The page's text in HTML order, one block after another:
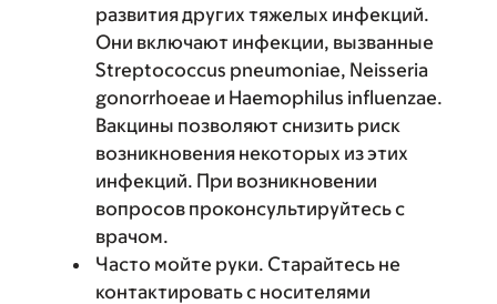
развития других тяжелых инфекций.
Они включают инфекции, вызванные
Streptococcus pneumoniae, Neisseria
gonorrhoeae и Haemophilus influenzae.
Вакцины позволяют снизить риск
возникновения некоторых из этих
инфекций. При возникновении
вопросов проконсультируйтесь с
врачом.
Часто мойте руки. Старайтесь не
контактировать с носителями